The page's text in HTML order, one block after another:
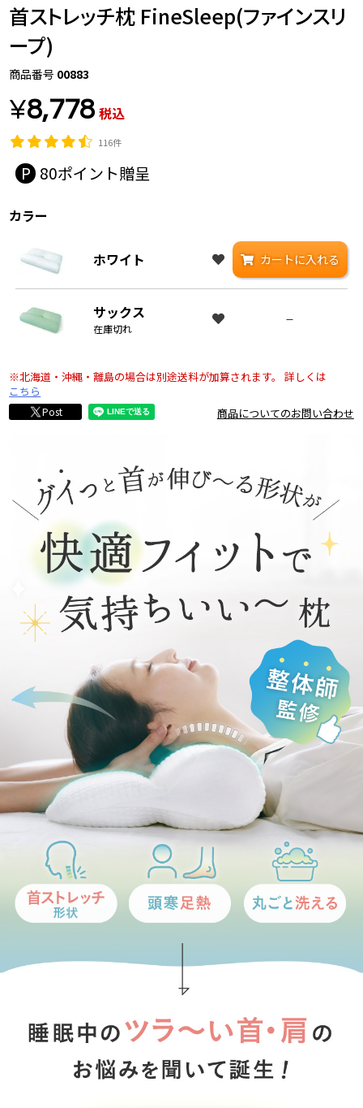
首ストレッチ枕 FineSleep(ファインスリ
ープ)
商品番号 00883
¥8,778 税込
116件
80
カラー
ホワイト カートに入れる
サックス
在庫切れ
—
※北海道・沖縄・離島の場合は別途送料が加算されます。
詳しくは
こちら
商品についてのお問い合わせ
Post